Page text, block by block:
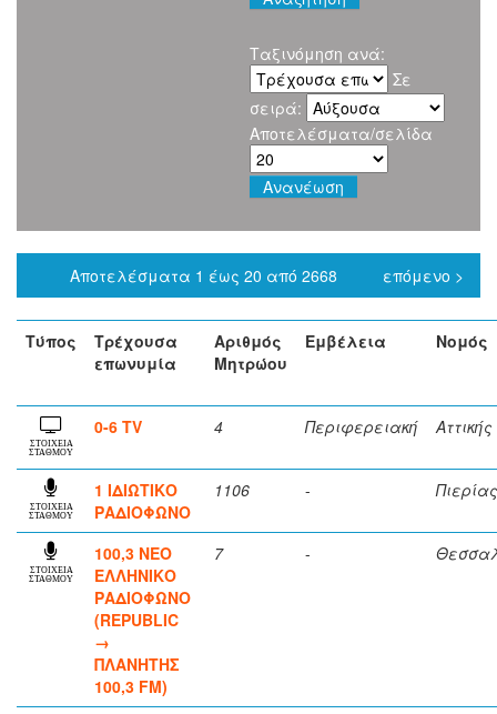
Ταξινόμηση ανά:
Σε
σειρά:
Αποτελέσματα/σελίδα
Αποτελέσματα 1 έως 20 από 2668 επόμενο >
Τύπος
Τρέχουσα
επωνυμία
Αριθμός
Μητρώου
Εμβέλεια Νομός
ΣΤΟΙΧΕΙΑ
ΣΤΑΘΜΟΥ
0-6 TV 4 Περιφερειακή Αττικής
ΣΤΟΙΧΕΙΑ
ΣΤΑΘΜΟΥ
1 ΙΔΙΩΤΙΚΟ
ΡΑΔΙΟΦΩΝΟ
1106 - Πιερίας
ΣΤΟΙΧΕΙΑ
ΣΤΑΘΜΟΥ
100,3 ΝΕΟ
ΕΛΛΗΝΙΚΟ
ΡΑΔΙΟΦΩΝΟ
(REPUBLIC
→
ΠΛΑΝΗΤΗΣ
100,3 FM)
7 -